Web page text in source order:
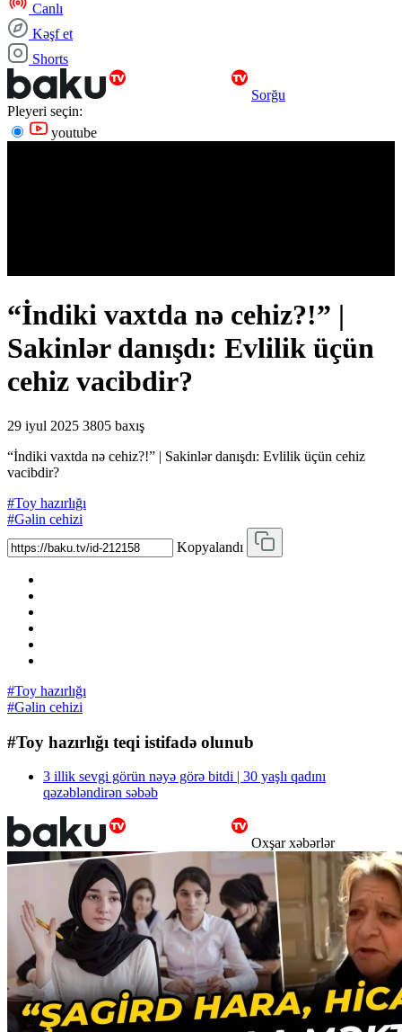
Canlı
Kəşf et
Shorts
Sorğu
Pleyeri seçin:
youtube
“İndiki vaxtda nə cehiz?!” |
Sakinlər danışdı: Evlilik üçün
cehiz vacibdir?
29 iyul 2025 3805 baxış
“İndiki vaxtda nə cehiz?!” | Sakinlər danışdı: Evlilik üçün cehiz
vacibdir?
#Toy hazırlığı
#Gəlin cehizi
Kopyalandı
#Toy hazırlığı
#Gəlin cehizi
#Toy hazırlığı teqi istifadə olunub
3 illik sevgi görün nəyə görə bitdi | 30 yaşlı qadını
qəzəbləndirən səbəb
Oxşar xəbərlər